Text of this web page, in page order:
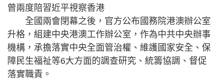
曾兩度陪習近平視察香港
全國兩會閉幕之後，官方公布國務院港澳辦公室
升格，組建中央港澳工作辦公室，作為中共中央辦事
機構，承擔落實中央全面管治權、維護國家安全、保
障民生福祉等6大方面的調查研究、統籌協調、督促
落實職責。